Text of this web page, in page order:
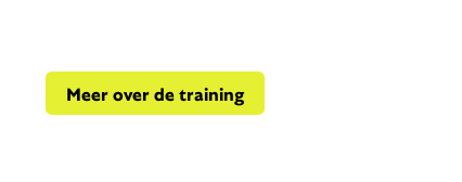
Meer over de training